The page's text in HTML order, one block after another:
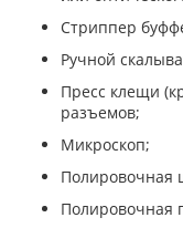
Стриппер
Ручной
Пресс клещи
разъемов;
Микроскоп;
Полировочная
Полировочная